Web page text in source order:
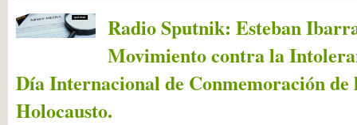
Radio Sputnik: Esteban
Movimiento contra la
Día Internacional de Conmemoración de
Holocausto.